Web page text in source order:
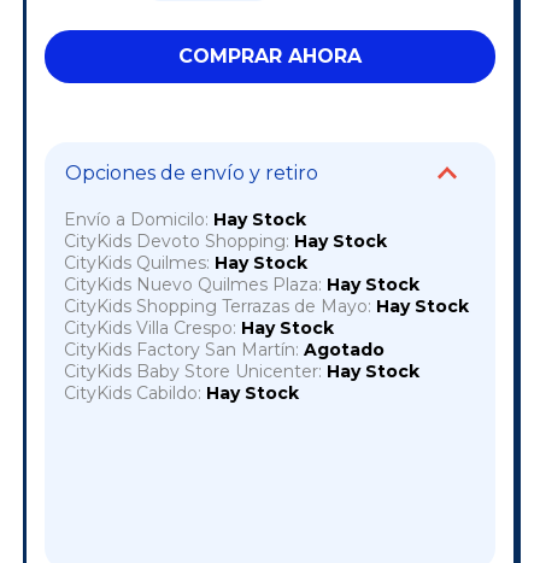
Opciones de envío y retiro
Envío a Domicilo: Hay Stock
CityKids Devoto Shopping: Hay Stock
CityKids Quilmes: Hay Stock
CityKids Nuevo Quilmes Plaza: Hay Stock
CityKids Shopping Terrazas de Mayo: Hay Stock
CityKids Villa Crespo: Hay Stock
CityKids Factory San Martín: Agotado
CityKids Baby Store Unicenter: Hay Stock
CityKids Cabildo: Hay Stock